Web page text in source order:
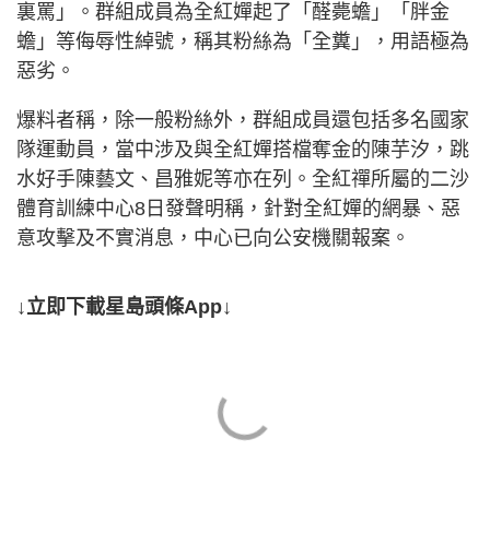
裏罵」。群組成員為全紅嬋起了「醛薨蟾」「胖金
蟾」等侮辱性綽號，稱其粉絲為「全糞」，用語極為
惡劣。
爆料者稱，除一般粉絲外，群組成員還包括多名國家
隊運動員，當中涉及與全紅嬋搭檔奪金的陳芋汐，跳
水好手陳藝文、昌雅妮等亦在列。全紅禪所屬的二沙
體育訓練中心8日發聲明稱，針對全紅嬋的網暴、惡
意攻擊及不實消息，中心已向公安機關報案。
↓立即下載星島頭條App↓